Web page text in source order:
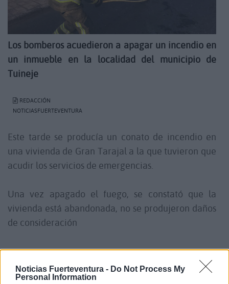
Noticias Fuerteventura - Do Not Process My
Personal Information
Los bomberos acuedieron a apagar un incendio en
un inmueble en la localidad del municipio de
Tuineje
REDACCIÓN
NOTICIASFUERTEVENTURA
Este tarde se producía un conato de incendio en
una vivienda de Gran Tarajal a la que tuvieron que
acudir los servicios de emergencias.
Una vez apagado el fuego, se constató que la
vivienda está abandonada, no se produjeron daños
de consideración
Comentarios (0)